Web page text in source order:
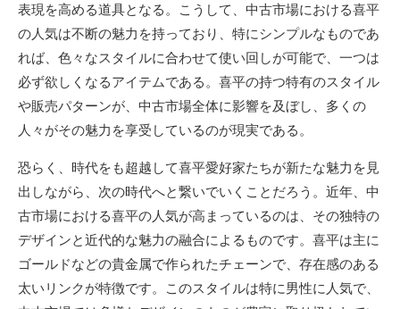
表現を高める道具となる。こうして、中古市場における喜平
の人気は不断の魅力を持っており、特にシンプルなものであ
れば、色々なスタイルに合わせて使い回しが可能で、一つは
必ず欲しくなるアイテムである。喜平の持つ特有のスタイル
や販売パターンが、中古市場全体に影響を及ぼし、多くの
人々がその魅力を享受しているのが現実である。
恐らく、時代をも超越して喜平愛好家たちが新たな魅力を見
出しながら、次の時代へと繋いでいくことだろう。近年、中
古市場における喜平の人気が高まっているのは、その独特の
デザインと近代的な魅力の融合によるものです。喜平は主に
ゴールドなどの貴金属で作られたチェーンで、存在感のある
太いリンクが特徴です。このスタイルは特に男性に人気で、